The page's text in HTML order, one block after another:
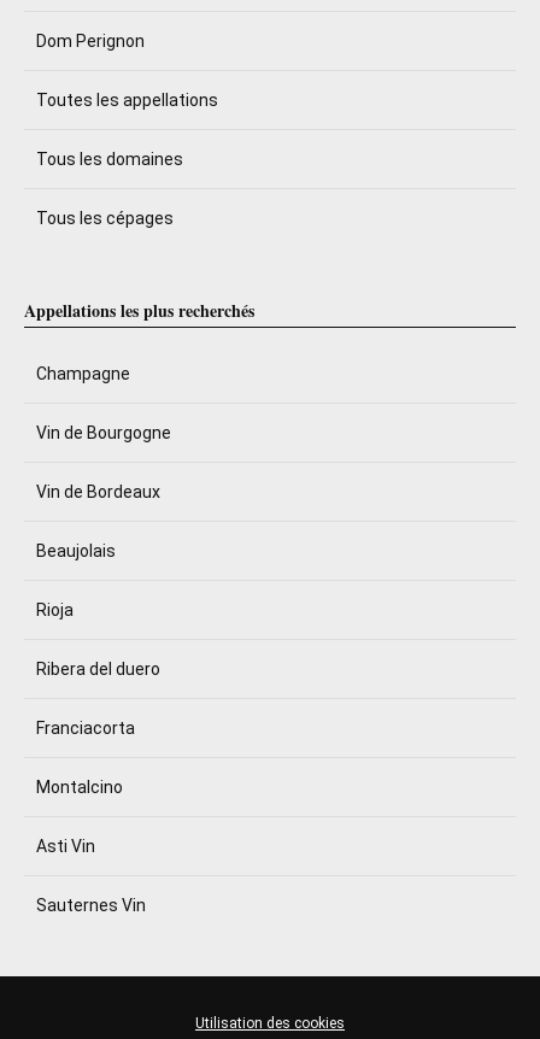
Dom Perignon
Toutes les appellations
Tous les domaines
Tous les cépages
Appellations les plus recherchés
Champagne
Vin de Bourgogne
Vin de Bordeaux
Beaujolais
Rioja
Ribera del duero
Franciacorta
Montalcino
Asti Vin
Sauternes Vin
Utilisation des cookies